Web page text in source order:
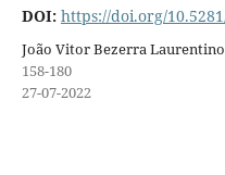
DOI: https://doi.org/
João Vitor Bezerra
158-180
27-07-2022